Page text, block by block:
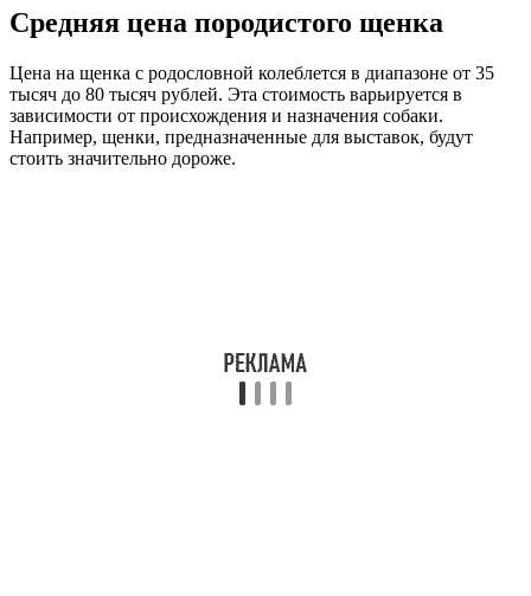
Средняя цена породистого щенка
Цена на щенка с родословной колеблется в диапазоне от 35
тысяч до 80 тысяч рублей. Эта стоимость варьируется в
зависимости от происхождения и назначения собаки.
Например, щенки, предназначенные для выставок, будут
стоить значительно дороже.